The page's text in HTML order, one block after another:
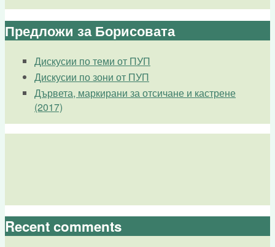
Предложи за Борисовата
Дискусии по теми от ПУП
Дискусии по зони от ПУП
Дървета, маркирани за отсичане и кастрене
(2017)
Recent comments